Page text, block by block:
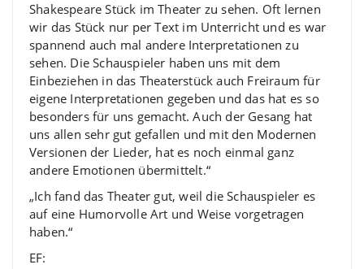
Shakespeare Stück im Theater zu sehen. Oft lernen
wir das Stück nur per Text im Unterricht und es war
spannend auch mal andere Interpretationen zu
sehen. Die Schauspieler haben uns mit dem
Einbeziehen in das Theaterstück auch Freiraum für
eigene Interpretationen gegeben und das hat es so
besonders für uns gemacht. Auch der Gesang hat
uns allen sehr gut gefallen und mit den Modernen
Versionen der Lieder, hat es noch einmal ganz
andere Emotionen übermittelt.“
„Ich fand das Theater gut, weil die Schauspieler es
auf eine Humorvolle Art und Weise vorgetragen
haben.“
EF: